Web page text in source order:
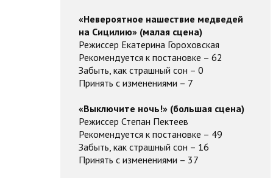
«Невероятное нашествие медведей
на Сицилию» (малая сцена)
Режиссер Екатерина Гороховская
Рекомендуется к постановке – 62
Забыть, как страшный сон – 0
Принять с изменениями – 7
«Выключите ночь!» (большая сцена)
Режиссер Степан Пектеев
Рекомендуется к постановке – 49
Забыть, как страшный сон – 16
Принять с изменениями – 37